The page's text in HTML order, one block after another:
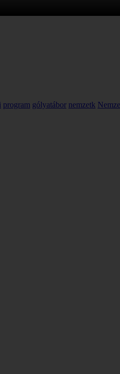
program gólyatábor nemzetk